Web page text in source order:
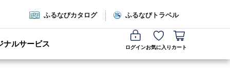
ふるなびカタログ ふるなびトラベル
ナルサービス ログインお気に入り カート